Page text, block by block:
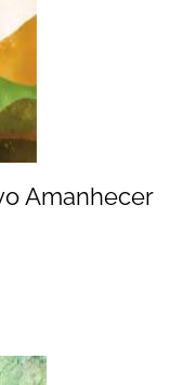
Amanhecer